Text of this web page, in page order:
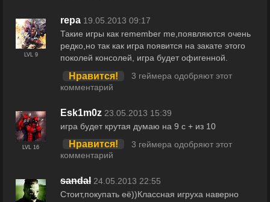
LVL 9
repa 19.05.2013 09:17
Такие игры как remember me,появляются очень
редко,но так как игра появится на закате этого
поколей консолей, игра будет офигенной.
Нравится!
3 геймера одобряют этот
комментарий
LVL 16
Esk1m0z 23.05.2013 15:39
игра будет крутая думаю на 9 с + из 10
Нравится!
3 геймера одобряют этот
комментарий
sandal 24.05.2013 22:55
Стоит,покупать её))Классная игруха наверно